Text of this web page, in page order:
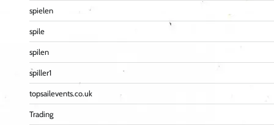
spielen
spile
spilen
spiller1
topsailevents.co.uk
Trading